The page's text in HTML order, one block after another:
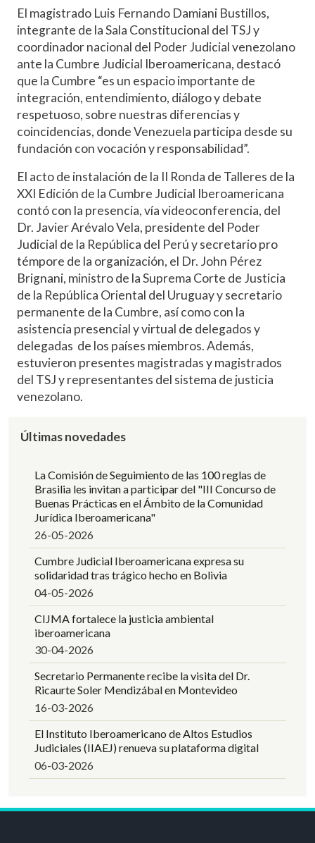
El magistrado Luis Fernando Damiani Bustillos,
integrante de la Sala Constitucional del TSJ y
coordinador nacional del Poder Judicial venezolano
ante la Cumbre Judicial Iberoamericana, destacó
que la Cumbre “es un espacio importante de
integración, entendimiento, diálogo y debate
respetuoso, sobre nuestras diferencias y
coincidencias, donde Venezuela participa desde su
fundación con vocación y responsabilidad”.
El acto de instalación de la II Ronda de Talleres de la
XXI Edición de la Cumbre Judicial Iberoamericana
contó con la presencia, vía videoconferencia, del
Dr. Javier Arévalo Vela, presidente del Poder
Judicial de la República del Perú y secretario pro
témpore de la organización, el Dr. John Pérez
Brignani, ministro de la Suprema Corte de Justicia
de la República Oriental del Uruguay y secretario
permanente de la Cumbre, así como con la
asistencia presencial y virtual de delegados y
delegadas de los países miembros. Además,
estuvieron presentes magistradas y magistrados
del TSJ y representantes del sistema de justicia
venezolano.
Últimas novedades
La Comisión de Seguimiento de las 100 reglas de
Brasilia les invitan a participar del "III Concurso de
Buenas Prácticas en el Ámbito de la Comunidad
Jurídica Iberoamericana"
26-05-2026
Cumbre Judicial Iberoamericana expresa su
solidaridad tras trágico hecho en Bolivia
04-05-2026
CIJMA fortalece la justicia ambiental
iberoamericana
30-04-2026
Secretario Permanente recibe la visita del Dr.
Ricaurte Soler Mendizábal en Montevideo
16-03-2026
El Instituto Iberoamericano de Altos Estudios
Judiciales (IIAEJ) renueva su plataforma digital
06-03-2026